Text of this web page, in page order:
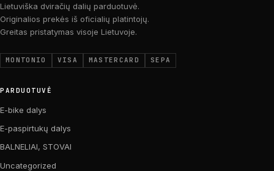
Lietuviška dviračių dalių parduotuvė.
Originalios prekės iš oficialių platintojų.
Greitas pristatymas visoje Lietuvoje.
MONTONIO VISA MASTERCARD SEPA
PARDUOTUVĖ
E-bike dalys
E-paspirtukų dalys
BALNELIAI, STOVAI
Uncategorized